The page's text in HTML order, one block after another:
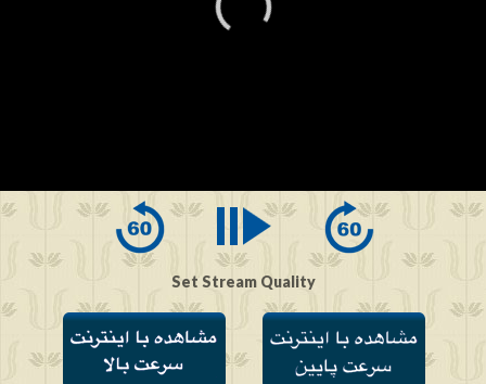
seconds
seconds
Set Stream Quality